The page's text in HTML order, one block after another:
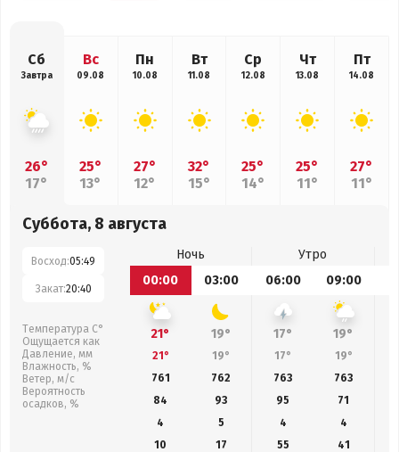
Сб
Завтра
26°
17°
Вс
09.08
25°
13°
Пн
10.08
27°
12°
Вт
11.08
32°
15°
Ср
12.08
25°
14°
Чт
13.08
25°
11°
Пт
14.08
27°
11°
Суббота, 8 августа
Восход:05:49
Закат:20:40
Температура С°
Ощущается как
Давление, мм
Влажность, %
Ветер, м/с
Вероятность
осадков, %
Ночь
Утро
00:00
03:00 06:00 09:00
21° 19° 17° 19°
21° 19° 17° 19°
761
762 763 763
84
93 95 71
4
5 4
4
10
17 55 41